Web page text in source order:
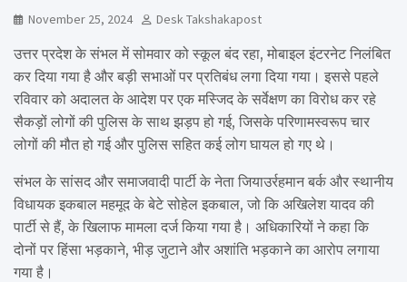
November 25, 2024 Desk Takshakapost
उत्तर प्रदेश के संभल में सोमवार को स्कूल बंद रहा, मोबाइल इंटरनेट निलंबित
कर दिया गया है और बड़ी सभाओं पर प्रतिबंध लगा दिया गया। इससे पहले
रविवार को अदालत के आदेश पर एक मस्जिद के सर्वेक्षण का विरोध कर रहे
सैकड़ों लोगों की पुलिस के साथ झड़प हो गई, जिसके परिणामस्वरूप चार
लोगों की मौत हो गई और पुलिस सहित कई लोग घायल हो गए थे।
संभल के सांसद और समाजवादी पार्टी के नेता जियाउर्रहमान बर्क और स्थानीय
विधायक इकबाल महमूद के बेटे सोहेल इकबाल, जो कि अखिलेश यादव की
पार्टी से हैं, के खिलाफ मामला दर्ज किया गया है। अधिकारियों ने कहा कि
दोनों पर हिंसा भड़काने, भीड़ जुटाने और अशांति भड़काने का आरोप लगाया
गया है।